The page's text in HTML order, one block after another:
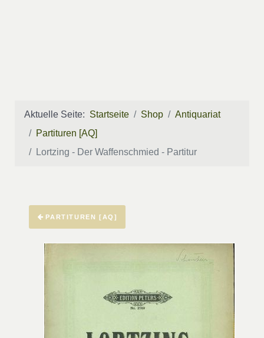
Aktuelle Seite: Startseite Shop
Antiquariat
Partituren [AQ]
Lortzing - Der Waffenschmied - Partitur
PARTITUREN [AQ]